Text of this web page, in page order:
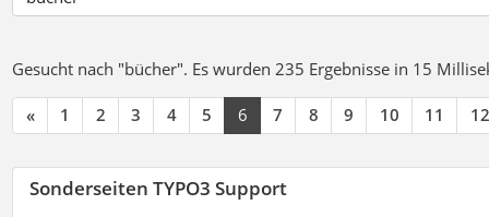
Gesucht nach "bücher". Es wurden 235 Ergebnisse in 15
« 1 2 3 4 5 6 7 8 9 10 11 12
Sonderseiten TYPO3 Support